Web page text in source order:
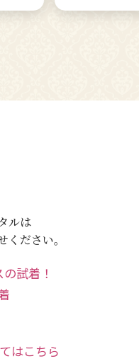
ルは
ください。
はこちら